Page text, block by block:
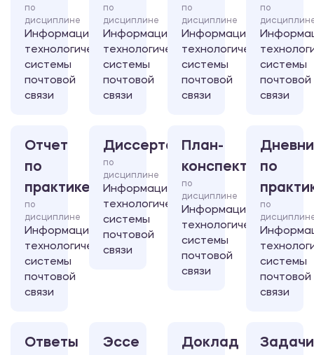
по
дисциплине
Информационно-
технологические
системы
почтовой
связи
по
дисциплине
Информационно-
технологические
системы
почтовой
связи
по
дисциплине
Информационно-
технологические
системы
почтовой
связи
по
системы
почтовой
связи
Отчет
по
практике
по
дисциплине
Информационно-
технологические
системы
почтовой
связи
Диссертация
по
дисциплине
Информационно-
технологические
системы
почтовой
связи
План-
конспект
по
дисциплине
Информационно-
технологические
системы
почтовой
связи
по
по
системы
почтовой
связи
Ответы
Эссе Доклад Задачи